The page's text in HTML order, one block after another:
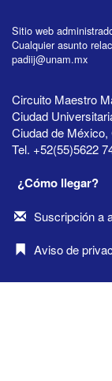
Sitio web
Cualquier asunto
padiij@unam.mx
Circuito Maestro
Ciudad
Ciudad de México,
Tel. +52(55)5622
¿Cómo llegar?
Suscripción a
Aviso de